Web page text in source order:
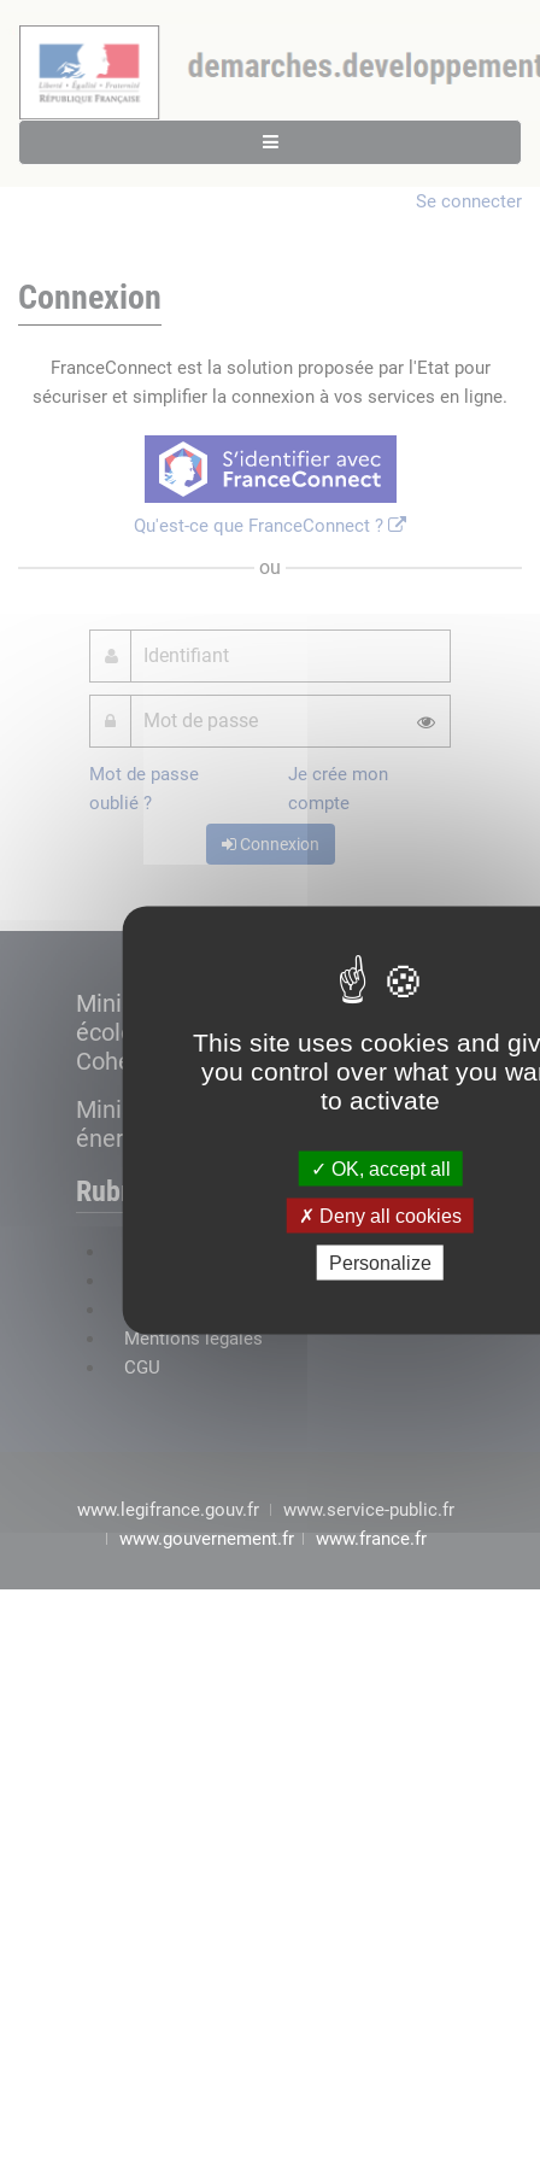
This site uses cookies and
you control over what you
to activate
OK, accept all
Deny all cookies
Personalize
Se connecter
Connexion
FranceConnect est la solution proposée par l'Etat pour
sécuriser et simplifier la connexion à vos services en ligne.
Qu'est-ce que FranceConnect ?
ou
Mot de passe
oublié ?
Je crée mon
compte
Connexion
Ministère de la Transition
écologique et de la
Cohésion des territoires
Ministère de la Transition
énergétique
Rubriques
Mentions légales
CGU
www.legifrance.gouv.fr
www.service-public.fr
www.gouvernement.fr
www.france.fr